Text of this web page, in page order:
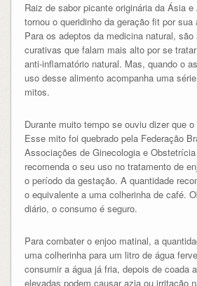
Raiz de sabor picante originária da Ásia
tornou o queridinho da geração fit por sua
Para os adeptos da medicina natural, são
curativas que falam mais alto por se
anti-inflamatório natural. Mas, quando o
uso desse alimento acompanha uma
mitos.
Durante muito tempo se ouviu dizer que
Esse mito foi quebrado pela Federação
Associações de Ginecologia e
recomenda o seu uso no tratamento de
o período da gestação. A quantidade
o equivalente a uma colherinha de café.
diário, o consumo é seguro.
Para combater o enjoo matinal, a
uma colherinha para um litro de água
consumir a água já fria, depois de coada
elevadas podem causar azia ou irritação